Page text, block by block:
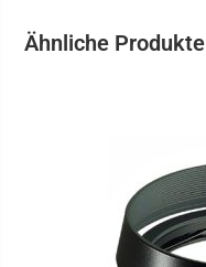
Ähnliche Produkte